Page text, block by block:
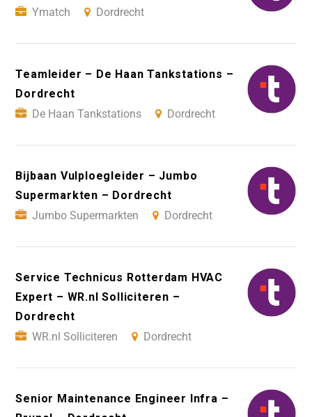
Ymatch
Dordrecht
Teamleider – De Haan Tankstations –
Dordrecht
De Haan Tankstations
Dordrecht
Bijbaan Vulploegleider – Jumbo
Supermarkten – Dordrecht
Jumbo Supermarkten
Dordrecht
Service Technicus Rotterdam HVAC
Expert – WR.nl Solliciteren –
Dordrecht
WR.nl Solliciteren
Dordrecht
Senior Maintenance Engineer Infra –